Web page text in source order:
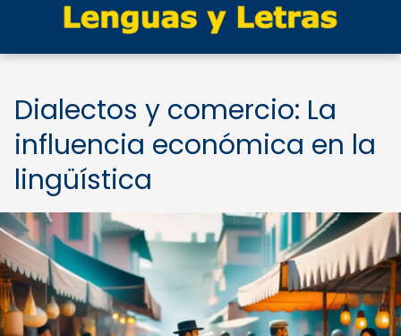
Dialectos y comercio: La
influencia económica en la
lingüística